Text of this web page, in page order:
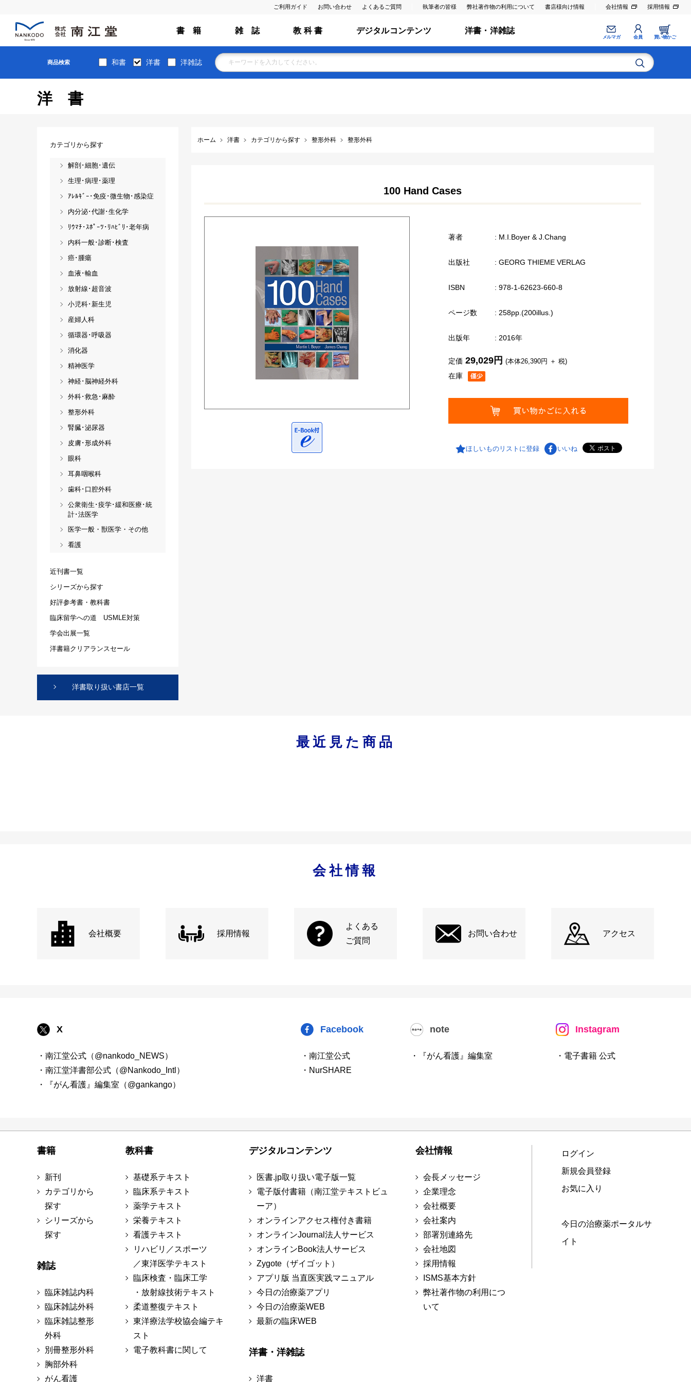
ご利用ガイド お問い合わせ よくあるご質問 執筆者の皆様 弊社著作物の利用について 書店様向け情報 会社情報 採用情報
書 籍 雑 誌 教 科 書 デジタルコンテンツ 洋書・洋雑誌
メルマガ 会員 買い物かご
商品検索 和書 洋書 洋雑誌
洋書
ホーム 洋書 カテゴリから探す 整形外科 整形外科
100 Hand Cases
著者 : M.I.Boyer & J.Chang
出版社 : GEORG THIEME VERLAG
ISBN : 978-1-62623-660-8
ページ数 : 258pp.(200illus.)
出版年 : 2016年
在庫
定価 29,029円 (本体26,390円 ＋ 税)
ほしいものリストに登録 いいね
カテゴリから探す
解剖･細胞･遺伝
生理･病理･薬理
ｱﾚﾙｷﾞｰ･免疫･微生物･感染症
内分泌･代謝･生化学
ﾘｳﾏﾁ･ｽﾎﾟｰﾂ･ﾘﾊﾋﾞﾘ･老年病
内科一般･診断･検査
癌･腫瘍
血液･輸血
放射線･超音波
小児科･新生児
産婦人科
循環器･呼吸器
消化器
精神医学
神経･脳神経外科
外科･救急･麻酔
整形外科
腎臓･泌尿器
皮膚･形成外科
眼科
耳鼻咽喉科
歯科･口腔外科
公衆衛生･疫学･緩和医療･統
計･法医学
医学一般・獣医学・その他
看護
近刊書一覧
シリーズから探す
好評参考書・教科書
臨床留学への道 USMLE対策
学会出展一覧
洋書籍クリアランスセール
洋書取り扱い書店一覧
最近見た商品
会社情報
会社概要 採用情報
よくある
ご質問
お問い合わせ アクセス
X
・南江堂公式（@nankodo_NEWS）
・南江堂洋書部公式（@Nankodo_Intl）
・『がん看護』編集室（@gankango）
Facebook
・南江堂公式
・NurSHARE
note
・『がん看護』編集室
Instagram
・電子書籍 公式
書籍
新刊
カテゴリから
探す
シリーズから
探す
雑誌
臨床雑誌内科
臨床雑誌外科
臨床雑誌整形
外科
別冊整形外科
胸部外科
がん看護
教科書
基礎系テキスト
臨床系テキスト
薬学テキスト
栄養テキスト
看護テキスト
リハビリ／スポーツ
／東洋医学テキスト
臨床検査・臨床工学
・放射線技術テキスト
柔道整復テキスト
東洋療法学校協会編テキ
スト
電子教科書に関して
デジタルコンテンツ
医書.jp取り扱い電子版一覧
電子版付書籍（南江堂テキストビュ
ーア）
オンラインアクセス権付き書籍
オンラインJournal法人サービス
オンラインBook法人サービス
Zygote（ザイゴット）
アプリ版 当直医実践マニュアル
今日の治療薬アプリ
今日の治療薬WEB
最新の臨床WEB
洋書・洋雑誌
洋書
会社情報
会長メッセージ
企業理念
会社概要
会社案内
部署別連絡先
会社地図
採用情報
ISMS基本方針
弊社著作物の利用につ
いて
ログイン
新規会員登録
お気に入り
今日の治療薬ポータルサ
イト